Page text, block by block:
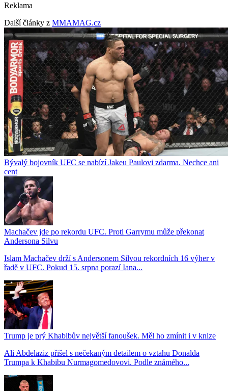
Reklama
Další články z MMAMAG.cz
Bývalý bojovník UFC se nabízí Jakeu Paulovi zdarma. Nechce ani
cent
Machačev jde po rekordu UFC. Proti Garrymu může překonat
Andersona Silvu
Islam Machačev drží s Andersonem Silvou rekordních 16 výher v
řadě v UFC. Pokud 15. srpna porazí Iana...
Trump je prý Khabibův největší fanoušek. Měl ho zmínit i v knize
Ali Abdelaziz přišel s nečekaným detailem o vztahu Donalda
Trumpa k Khabibu Nurmagomedovovi. Podle známého...